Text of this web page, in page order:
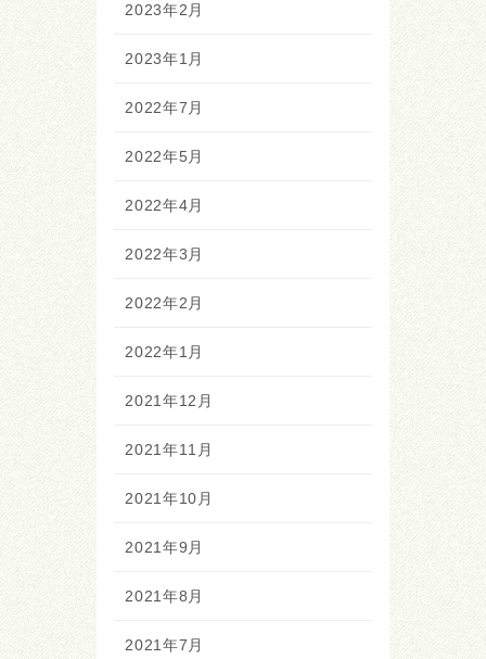
2023年2月
2023年1月
2022年7月
2022年5月
2022年4月
2022年3月
2022年2月
2022年1月
2021年12月
2021年11月
2021年10月
2021年9月
2021年8月
2021年7月